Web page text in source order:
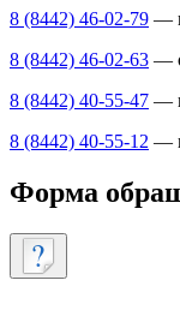
8 (8442) 46-02-79 —
8 (8442) 46-02-63 —
8 (8442) 40-55-47 —
8 (8442) 40-55-12 —
Форма